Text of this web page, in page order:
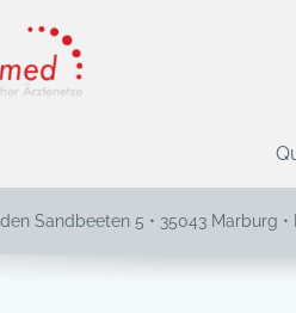
Sandbeeten 5 • 35043 Marburg •